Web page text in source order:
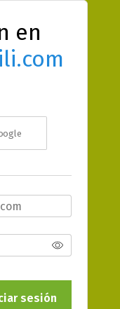
en
sesión